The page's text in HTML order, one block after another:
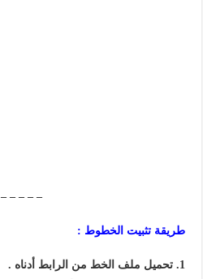
– – – – –
طريقة تثبيت الخطوط :
تحميل ملف الخط من الرابط أدناه .